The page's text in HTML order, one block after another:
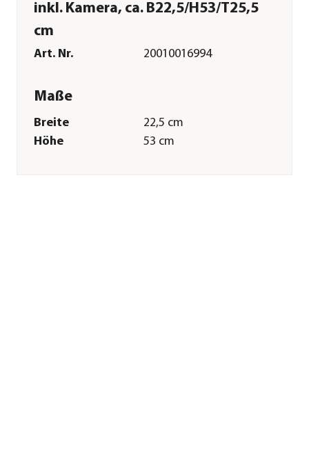
inkl. Kamera, ca. B22,5/H53/T25,5
cm
Art. Nr. 20010016994
Maße
Breite
22,5 cm
Höhe
53 cm